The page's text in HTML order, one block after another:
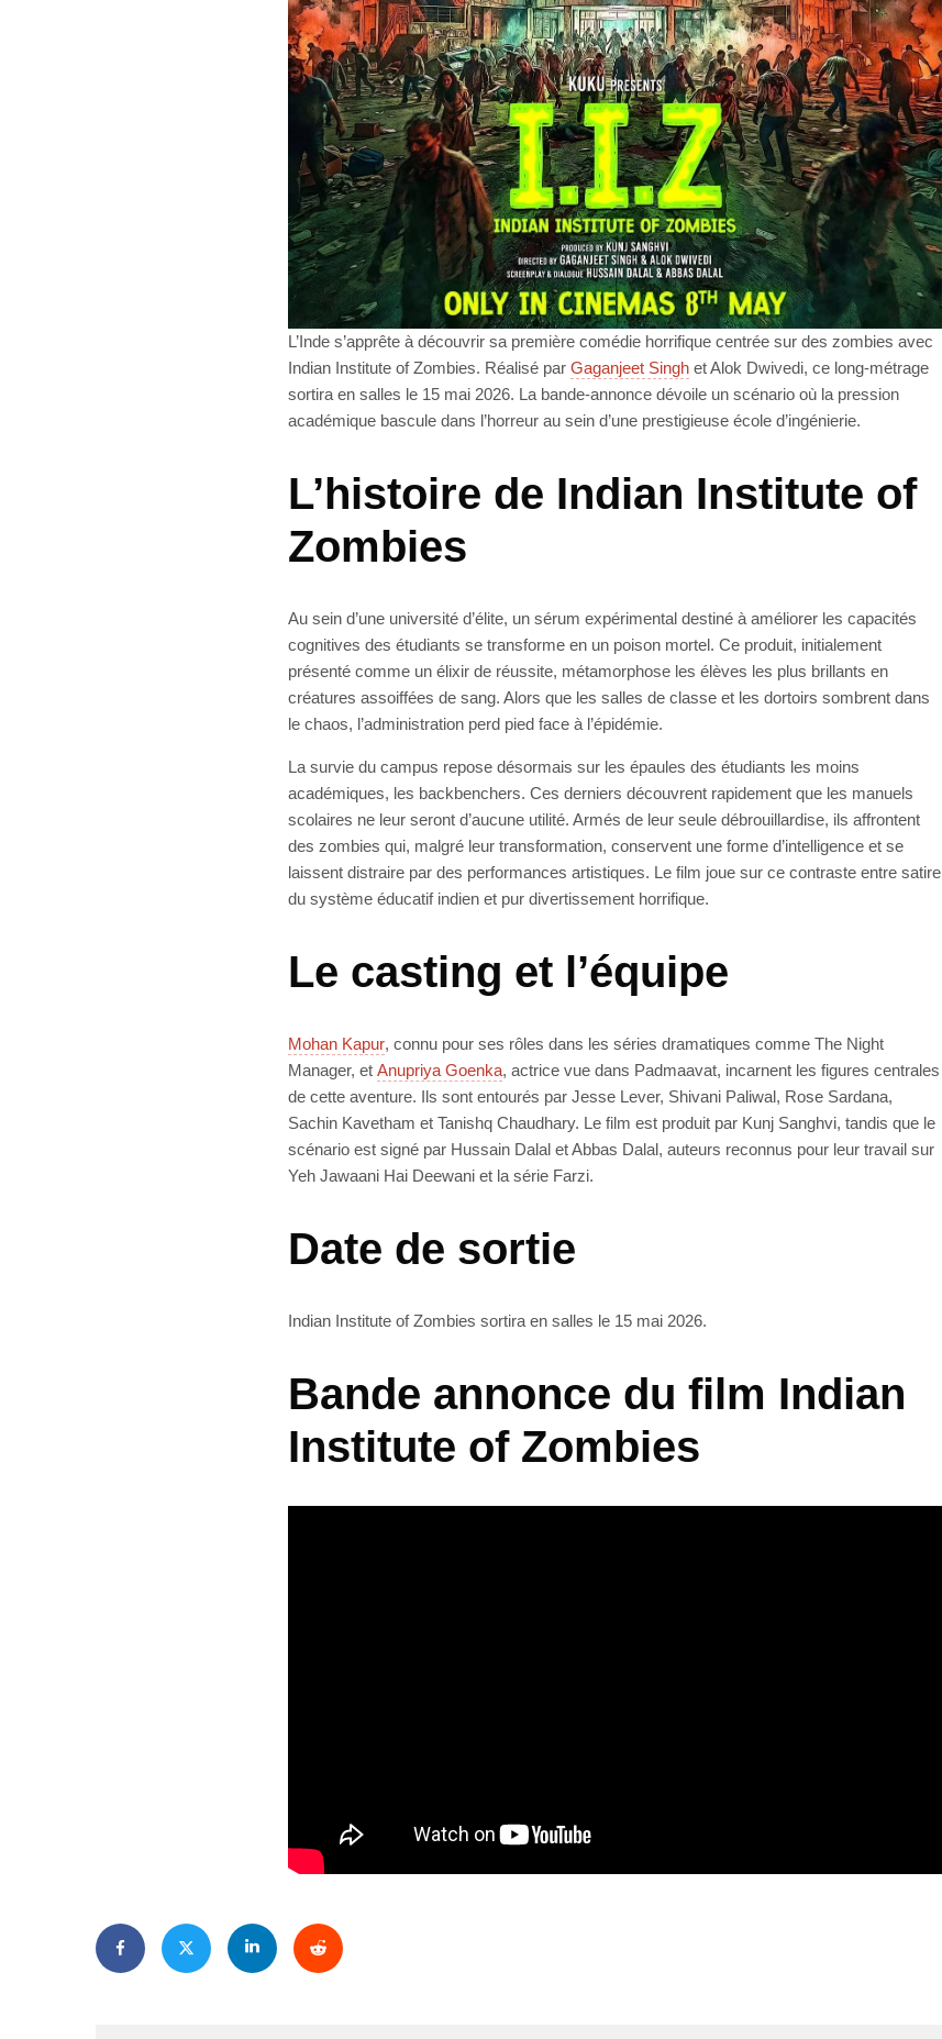
L’Inde s’apprête à découvrir sa première comédie horrifique centrée sur des zombies avec
Indian Institute of Zombies. Réalisé par Gaganjeet Singh et Alok Dwivedi, ce long-métrage
sortira en salles le 15 mai 2026. La bande-annonce dévoile un scénario où la pression
académique bascule dans l’horreur au sein d’une prestigieuse école d’ingénierie.
L’histoire de Indian Institute of
Zombies
Au sein d’une université d’élite, un sérum expérimental destiné à améliorer les capacités
cognitives des étudiants se transforme en un poison mortel. Ce produit, initialement
présenté comme un élixir de réussite, métamorphose les élèves les plus brillants en
créatures assoiffées de sang. Alors que les salles de classe et les dortoirs sombrent dans
le chaos, l’administration perd pied face à l’épidémie.
La survie du campus repose désormais sur les épaules des étudiants les moins
académiques, les backbenchers. Ces derniers découvrent rapidement que les manuels
scolaires ne leur seront d’aucune utilité. Armés de leur seule débrouillardise, ils affrontent
des zombies qui, malgré leur transformation, conservent une forme d’intelligence et se
laissent distraire par des performances artistiques. Le film joue sur ce contraste entre satire
du système éducatif indien et pur divertissement horrifique.
Le casting et l’équipe
Mohan Kapur, connu pour ses rôles dans les séries dramatiques comme The Night
Manager, et Anupriya Goenka, actrice vue dans Padmaavat, incarnent les figures centrales
de cette aventure. Ils sont entourés par Jesse Lever, Shivani Paliwal, Rose Sardana,
Sachin Kavetham et Tanishq Chaudhary. Le film est produit par Kunj Sanghvi, tandis que le
scénario est signé par Hussain Dalal et Abbas Dalal, auteurs reconnus pour leur travail sur
Yeh Jawaani Hai Deewani et la série Farzi.
Date de sortie
Indian Institute of Zombies sortira en salles le 15 mai 2026.
Bande annonce du film Indian
Institute of Zombies